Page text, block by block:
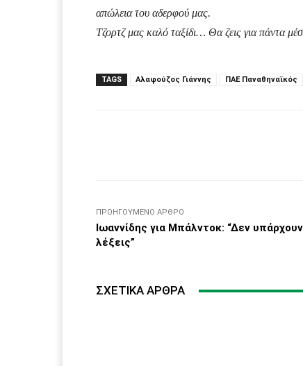
απώλεια του αδερφού μας.
Τζορτζ μας καλό ταξίδι… Θα ζεις για πάντα
TAGS Αλαφούζος Γιάννης ΠΑΕ Παναθηναϊκός
ΠΡΟΗΓΟΎΜΕΝΟ ΆΡΘΡΟ
Ιωαννίδης για Μπάλντοκ: “Δεν υπάρχουν
λέξεις”
ΣΧΕΤΙΚΆ ΆΡΘΡΑ